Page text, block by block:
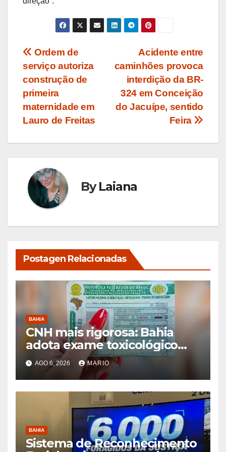
Navegação
de
Post
Acidente entre
caminhões provoca
interdição da BR-
324 em Conceição
do Jacuípe, sentido
Feira
Ordem de
serviço autoriza
construção de
primeira
maternidade em
Lauro de Freitas
ByLaiana
Postagen Relacionadas
BAHIA
CNH mais rigorosa: Bahia
adota exame toxicológico
para novos motoristas das
categorias A e B
AGO 6, 2026 MARIO
BAHIA
Sistema de Reconhecimento